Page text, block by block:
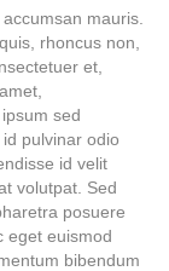
mauris.
rhoncus non,
et,
sed
pulvinar odio
id velit
volutpat. Sed
posuere
eget euismod
bibendum